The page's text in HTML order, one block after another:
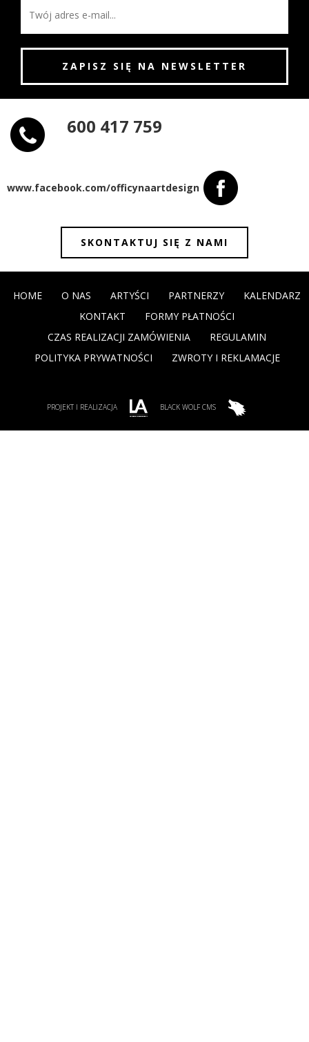
600 417 759
www.facebook.com/officynaartdesign
SKONTAKTUJ SIĘ Z NAMI
HOME O NAS ARTYŚCI PARTNERZY
KALENDARZ
KONTAKT
FORMY PŁATNOŚCI
CZAS REALIZACJI ZAMÓWIENIA
REGULAMIN
POLITYKA PRYWATNOŚCI
ZWROTY I REKLAMACJE
PROJEKT I REALIZACJA BLACK WOLF CMS